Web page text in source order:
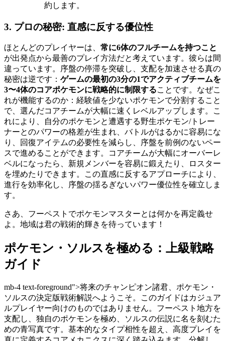
約します。
3. プロの秘密: 直感に反する優位性
ほとんどのプレイヤーは、 常に6体のフルチームを持つこと
が出発点から最善のプレイ方法だと考えています。彼らは間
違っています。序盤の停滞を突破し、支配を加速させる真の
秘密は逆です： ゲームの最初の3分の1でアクティブチームを
3〜4体のコアポケモンに戦略的に制限することです。なぜこ
れが機能するのか：経験値を少ないポケモンで分割すること
で、選んだコアチームが大幅に速くレベルアップします。こ
れにより、自分のポケモンと遭遇する野生ポケモン/トレー
ナーとのパワーの格差が生まれ、バトルがはるかに容易にな
り、回復アイテムの必要性を減らし、序盤を前例のないペー
スで進めることができます。コアチームが大幅にオーバーレ
ベルになったら、新規メンバーを容易に鍛えたり、ロスター
を埋めたりできます。この直感に反するアプローチにより、
進行を効率化し、序盤の揺るぎないパワー優位性を確立しま
す。
さあ、フーペストでポケモンマスターとは何かを再定義せ
よ。地域は君の戦術的輝きを待っています！
ポケモン・ソルスを極める：上級戦略
ガイド
mb-4 text-foreground">将来のチャンピオン諸君、ポケモン・
ソルスの決定版戦術解説へようこそ。このガイドはカジュア
ルプレイヤー向けのものではありません。フーペスト地方を
支配し、独自のポケモンを極め、ソルスの伝説に名を刻むた
めの青写真です。基本的なタイプ相性を超え、高度プレイを